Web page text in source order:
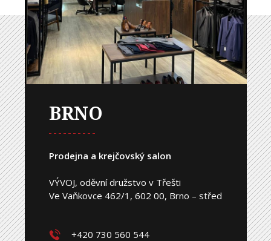
BRNO
Prodejna a krejčovský salon
VÝVOJ, oděvní družstvo v Třešti
Ve Vaňkovce 462/1, 602 00, Brno – střed
+420 730 560 544